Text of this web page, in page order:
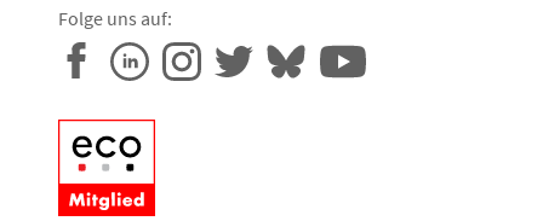
Folge uns auf: